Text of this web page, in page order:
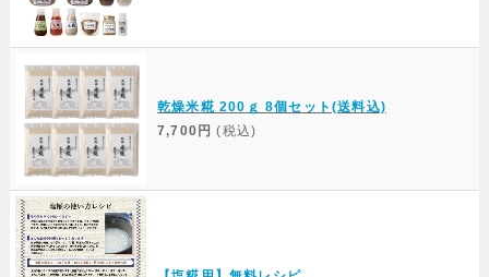
乾燥米糀 200ｇ 8個セット(送料込)
7,700円 (税込)